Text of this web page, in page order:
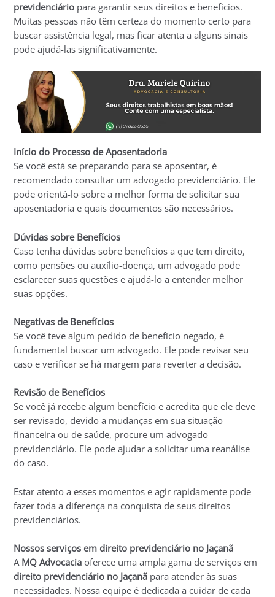
previdenciário para garantir seus direitos e benefícios.
Muitas pessoas não têm certeza do momento certo para
buscar assistência legal, mas ficar atenta a alguns sinais
pode ajudá-las significativamente.
Início do Processo de Aposentadoria
Se você está se preparando para se aposentar, é
recomendado consultar um advogado previdenciário. Ele
pode orientá-lo sobre a melhor forma de solicitar sua
aposentadoria e quais documentos são necessários.
Dúvidas sobre Benefícios
Caso tenha dúvidas sobre benefícios a que tem direito,
como pensões ou auxílio-doença, um advogado pode
esclarecer suas questões e ajudá-lo a entender melhor
suas opções.
Negativas de Benefícios
Se você teve algum pedido de benefício negado, é
fundamental buscar um advogado. Ele pode revisar seu
caso e verificar se há margem para reverter a decisão.
Revisão de Benefícios
Se você já recebe algum benefício e acredita que ele deve
ser revisado, devido a mudanças em sua situação
financeira ou de saúde, procure um advogado
previdenciário. Ele pode ajudar a solicitar uma reanálise
do caso.
Estar atento a esses momentos e agir rapidamente pode
fazer toda a diferença na conquista de seus direitos
previdenciários.
Nossos serviços em direito previdenciário no Jaçanã
A MQ Advocacia oferece uma ampla gama de serviços em
direito previdenciário no Jaçanã para atender às suas
necessidades. Nossa equipe é dedicada a cuidar de cada